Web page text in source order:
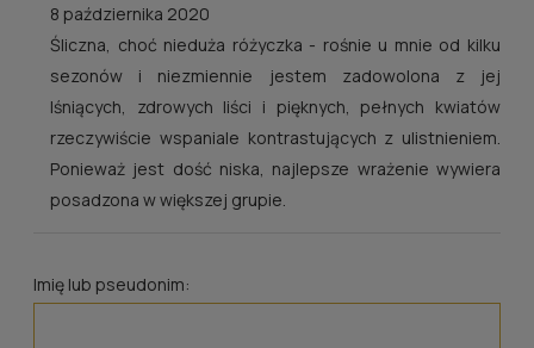
8 października 2020
Śliczna, choć nieduża różyczka - rośnie u mnie od kilku
sezonów i niezmiennie jestem zadowolona z jej
lśniących, zdrowych liści i pięknych, pełnych kwiatów
rzeczywiście wspaniale kontrastujących z ulistnieniem.
Ponieważ jest dość niska, najlepsze wrażenie wywiera
posadzona w większej grupie.
Imię lub pseudonim: